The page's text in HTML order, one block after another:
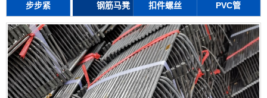
步步紧 钢筋马凳 扣件螺丝 PVC管